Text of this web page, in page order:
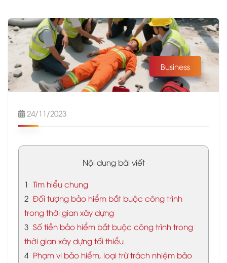
Business
24/11/2023
Nội dung bài viết
1 Tìm hiểu chung
2 Đối tượng bảo hiểm bắt buộc công trình
trong thời gian xây dựng
3 Số tiền bảo hiểm bắt buộc công trình trong
thời gian xây dựng tối thiểu
4 Phạm vi bảo hiểm, loại trừ trách nhiệm bảo